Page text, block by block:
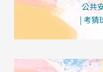
公共
| 考猜